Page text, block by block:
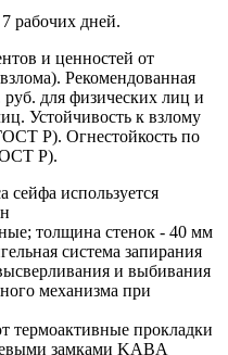
рабочих дней.
и ценностей от
Рекомендованная
для физических лиц и
Устойчивость к взлому
Р). Oгнестойкость по
Р).
сейфа используется
толщина стенок - 40 мм
система запирания
и выбивания
механизма при
термоактивные прокладки
замками KABA